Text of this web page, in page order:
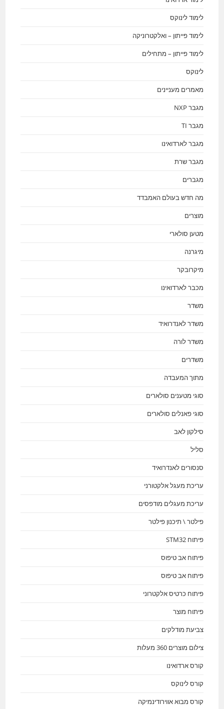
לימוד לינוקס
לימוד פייתון – ואלקטרוניקה
לימוד פייתון – מתחילים
לינוקס
מאמרים מעניינים
מגבר NXP
מגבר TI
מגבר לארדואינו
מגבר שרת
מגברים
מה חדש בעולם האמבדד
מוצרים
מטען סולארי
מיגרנה
מיקרובקר
מכבר לארדואינו
משדר
משדר לאנדרואיד
משדר לורה
משדרים
מתוך המעבדה
סוגי מטענים סולארים
סוגי פאנלים סולארים
סילקון לאב
סליל
סנסורים לאנדרואיד
עריכת מעגל אלקטורני
עריכת מעגלים מודפסים
פילטר \ תיכנון פילטר
פיתוח STM32
פיתוח אב טיפוס
פיתוח אב טיפוס
פיתוח כרטיס אלקטרוני
פיתוח מוצר
צביעת מודלקים
צילום מוצרים 360 מעלות
קורס ארדואינו
קורס לינוקס
קורס מבוא אווירודינמיקה